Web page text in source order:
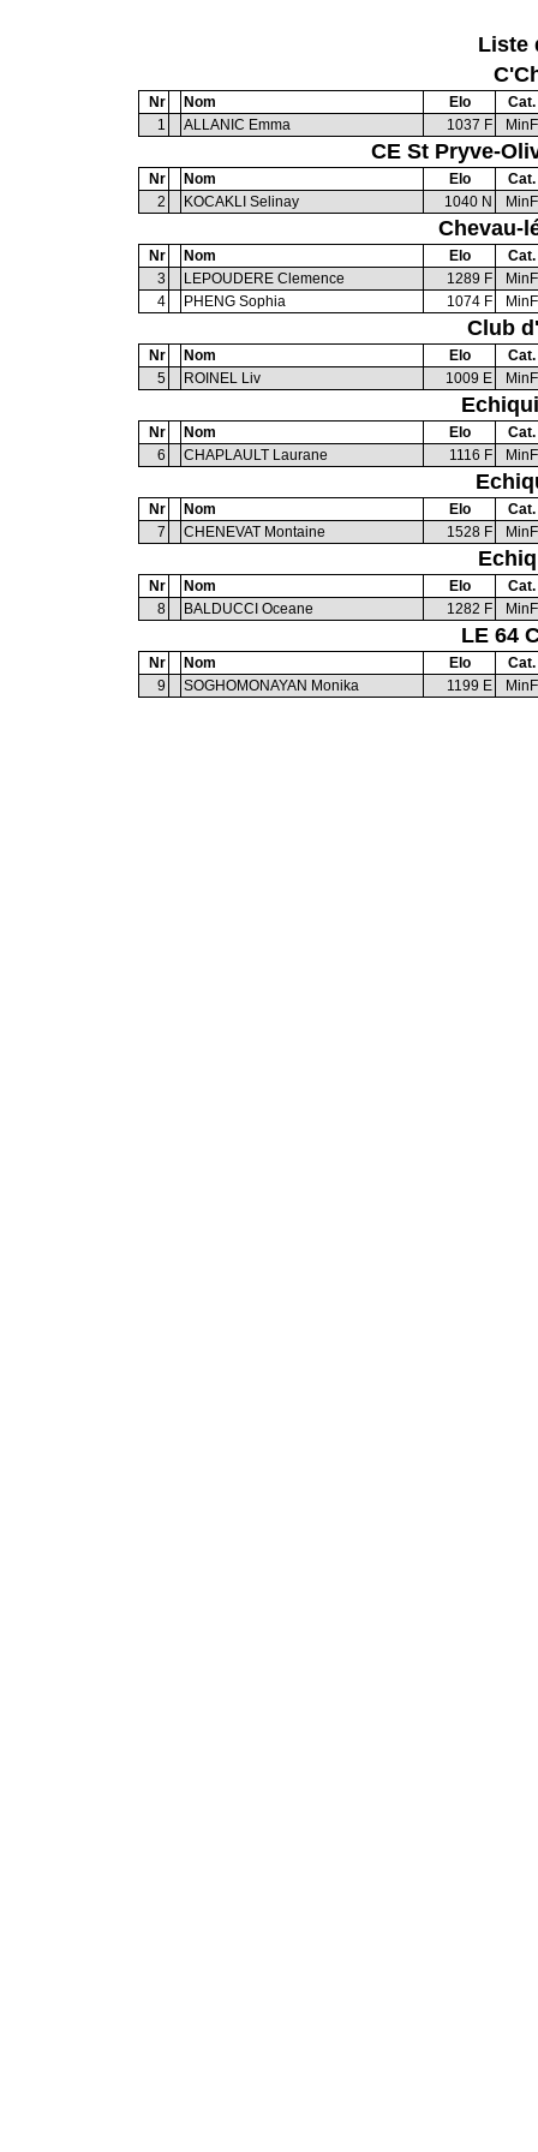
Liste
Nr Nom Elo
Cat.
1
ALLANIC Emma 1037 F MinF
CE St Pryve-
Nr Nom Elo
Cat.
2
KOCAKLI Selinay 1040 N MinF
Chevau-
Nr Nom Elo
Cat.
3
LEPOUDERE Clemence 1289 F
MinF
4
PHENG Sophia 1074 F MinF
Club
Nr Nom Elo
Cat.
5
ROINEL Liv 1009 E MinF
Nr Nom Elo
Cat.
6
CHAPLAULT Laurane 1116 F MinF
Nr Nom Elo
Cat.
7
CHENEVAT Montaine 1528 F MinF
Nr Nom Elo
Cat.
8
BALDUCCI Oceane 1282 F MinF
LE 64
Nr Nom Elo
Cat.
9
SOGHOMONAYAN Monika 1199 E MinF